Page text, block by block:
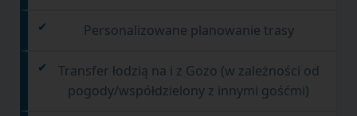
Personalizowane planowanie trasy
Transfer łodzią na i z Gozo (w zależności od
pogody/współdzielony z innymi gośćmi)